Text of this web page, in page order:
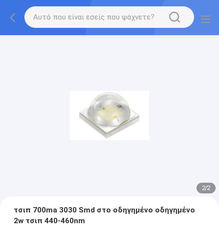
2/2
τσιπ 700ma 3030 Smd στο οδηγημένο οδηγημένο
2w τσιπ 440-460nm